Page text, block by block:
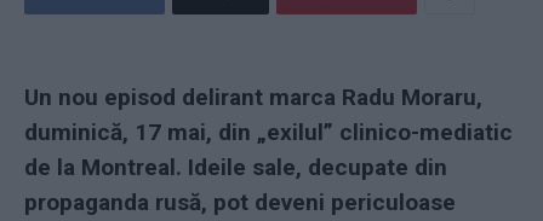
Un nou episod delirant marca Radu Moraru,
duminică, 17 mai, din „exilul” clinico-mediatic
de la Montreal. Ideile sale, decupate din
propaganda rusă, pot deveni periculoase